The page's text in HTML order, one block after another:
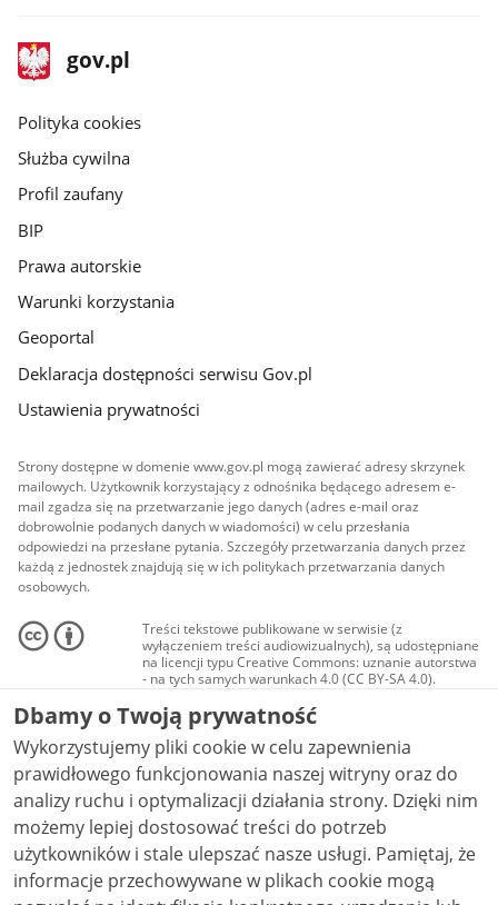
stopka
gov.pl
Strona
gov.pl
gov.pl
Polityka cookies
Służba cywilna
Profil zaufany
BIP
Prawa autorskie
Warunki korzystania
Geoportal
Deklaracja dostępności serwisu Gov.pl
Ustawienia prywatności
Strony dostępne w domenie www.gov.pl mogą zawierać adresy skrzynek
mailowych. Użytkownik korzystający z odnośnika będącego adresem e-
mail zgadza się na przetwarzanie jego danych (adres e-mail oraz
dobrowolnie podanych danych w wiadomości) w celu przesłania
odpowiedzi na przesłane pytania. Szczegóły przetwarzania danych przez
każdą z jednostek znajdują się w ich politykach przetwarzania danych
osobowych.
Treści tekstowe publikowane w serwisie (z
wyłączeniem treści audiowizualnych), są udostępniane
na licencji typu Creative Commons: uznanie autorstwa
- na tych samych warunkach 4.0 (CC BY-SA 4.0).
Materiały audiowizualne, w tym zdjęcia, materiały
audio i wideo, są udostępniane na licencji typu
Creative Commons: uznanie autorstwa użycie
niekomercyjne - bez utworów zależnych 4.0 (CC BY-
NC-ND 4.0), o ile nie jest to stwierdzone inaczej.
Dbamy o Twoją prywatność
Wykorzystujemy pliki cookie w celu zapewnienia
prawidłowego funkcjonowania naszej witryny oraz do
analizy ruchu i optymalizacji działania strony. Dzięki nim
możemy lepiej dostosować treści do potrzeb
użytkowników i stale ulepszać nasze usługi. Pamiętaj, że
informacje przechowywane w plikach cookie mogą